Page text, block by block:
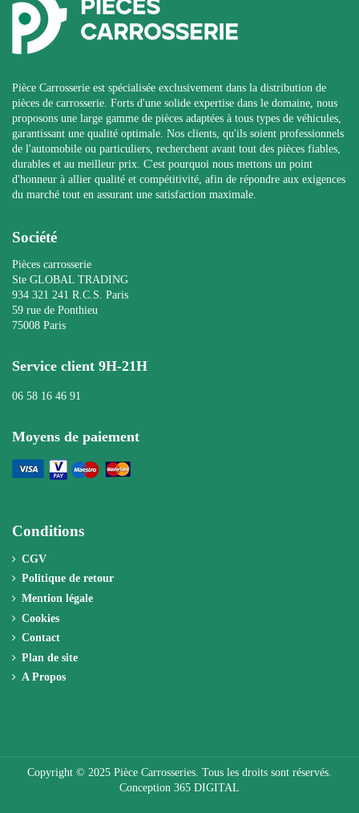
Pièce Carrosserie est spécialisée exclusivement dans la distribution de
pièces de carrosserie. Forts d'une solide expertise dans le domaine, nous
proposons une large gamme de pièces adaptées à tous types de véhicules,
garantissant une qualité optimale. Nos clients, qu'ils soient professionnels
de l'automobile ou particuliers, recherchent avant tout des pièces fiables,
durables et au meilleur prix. C'est pourquoi nous mettons un point
d'honneur à allier qualité et compétitivité, afin de répondre aux exigences
du marché tout en assurant une satisfaction maximale.
Société
Pièces carrosserie
Ste GLOBAL TRADING
934 321 241 R.C.S. Paris
59 rue de Ponthieu
75008 Paris
Service client 9H-21H
06 58 16 46 91
Moyens de paiement
Conditions
CGV
Politique de retour
Mention légale
Cookies
Contact
Plan de site
A Propos
Copyright © 2025 Pièce Carrosseries. Tous les droits sont réservés.
Conception 365 DIGITAL